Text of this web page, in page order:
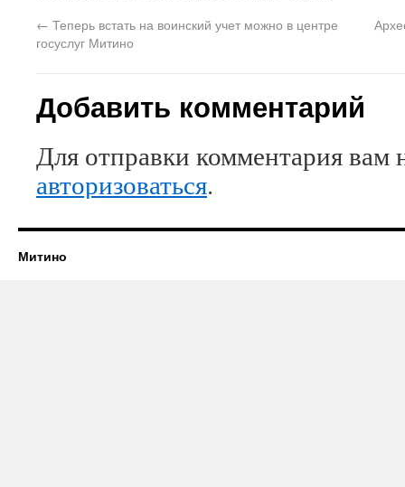
← Теперь встать на воинский учет можно в центре
госуслуг Митино
Добавить комментарий
Для отправки комментария вам
авторизоваться.
Митино